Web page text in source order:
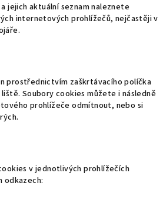
jejich aktuální seznam naleznete
internetových prohlížečů, nejčastěji v
prostřednictvím zaškrtávacího políčka
Soubory cookies můžete i následně
prohlížeče odmítnout, nebo si
v jednotlivých prohlížečích
odkazech: